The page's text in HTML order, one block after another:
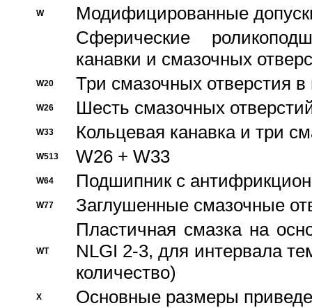
W
Модифицированные
Сферические
канавки и смазочных
W20 Три смазочных отверстия
W26 Шесть смазочных
W33 Кольцевая канавка и три
W513 W26 + W33
W64 Подшипник с
W77 Заглушенные смазочные
WT
Пластичная смазка на
NLGI 2-3, для интервала
количество)
X Основные размеры